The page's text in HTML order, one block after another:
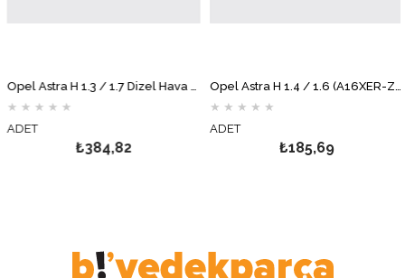
★ ★ ★ ★ ★
ADET
₺384,82
Opel Astra H 1.4 / 1.6 (A16XER-Z16XER) Yağ Filtresi MOTOCAR
★ ★ ★ ★ ★
ADET
₺185,69